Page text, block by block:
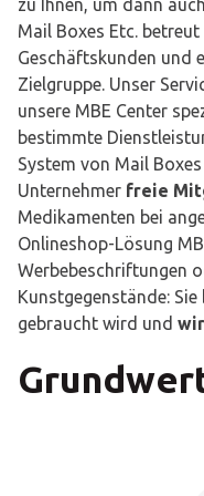
zu Ihnen, um dann
Mail Boxes Etc.
Geschäftskunden und
Zielgruppe. Unser
unsere MBE Center
bestimmte
System von Mail
Unternehmer freie
Medikamenten bei
Onlineshop-Lösung
Werbebeschriftungen
Kunstgegenstände:
gebraucht wird und